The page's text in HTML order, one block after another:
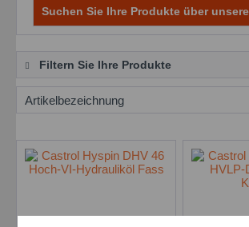
Suchen Sie Ihre Produkte über
Filtern Sie Ihre Produkte